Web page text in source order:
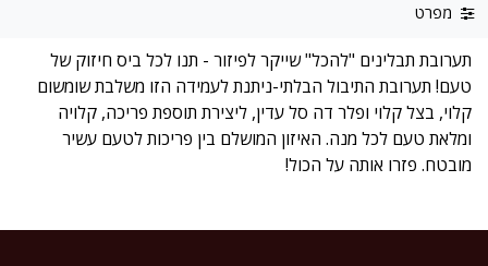
מפרט
תערובת תבלינים "להכל" שייקר לפיזור - תנו לכל ביס חיזוק של
טעם! תערובת התיבול הבלתי-ניתנת לעמידה הזו משלבת שומשום
קלוי, בצל קלוי ופלר דה סל עדין, ליצירת תוספת פריכה, קלויה
ומלאת טעם לכל מנה. האיזון המושלם בין פריכות לטעם עשיר
מובטח. פזרו אותה על הכול!